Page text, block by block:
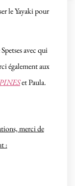
le Yayaki pour
avec qui
également aux
et Paula.
merci de
: